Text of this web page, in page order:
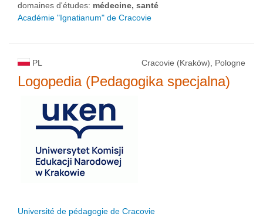
domaines d'études: médecine, santé
Académie "Ignatianum" de Cracovie
PL Cracovie (Kraków), Pologne
Logopedia (Pedagogika specjalna)
Université de pédagogie de Cracovie